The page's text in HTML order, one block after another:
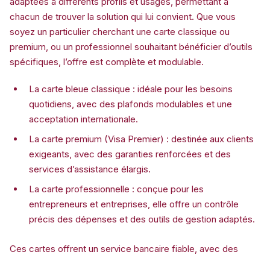
chacun de trouver la solution qui lui convient. Que vous
soyez un particulier cherchant une carte classique ou
premium, ou un professionnel souhaitant bénéficier d’outils
spécifiques, l’offre est complète et modulable.
La carte bleue classique : idéale pour les besoins
quotidiens, avec des plafonds modulables et une
acceptation internationale.
La carte premium (Visa Premier) : destinée aux clients
exigeants, avec des garanties renforcées et des
services d’assistance élargis.
La carte professionnelle : conçue pour les
entrepreneurs et entreprises, elle offre un contrôle
précis des dépenses et des outils de gestion adaptés.
Ces cartes offrent un service bancaire fiable, avec des